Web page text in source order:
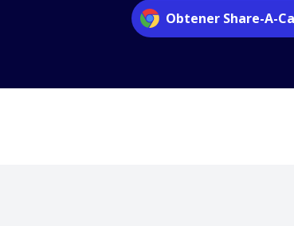
Obtener Share-A-